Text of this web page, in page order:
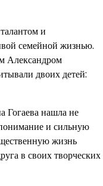
и
семейной жизнью.
Александром
двоих детей:
Гогаева нашла не
и сильную
жизнь
в своих творческих